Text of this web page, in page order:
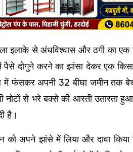
इलाके से अंधविश्वास और ठगी का एक
पैसे दोगुने करने का झांसा देकर एक
फंसकर अपनी 32 बीघा जमीन तक बेच
नोटों से भरे बक्से की आरती उतारता
है।
को अपने झांसे में लिया और दावा